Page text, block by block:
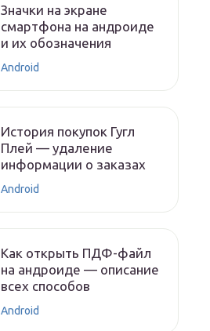
Значки на экране
смартфона на андроиде
и их обозначения
Android
История покупок Гугл
Плей — удаление
информации о заказах
Android
Как открыть ПДФ-файл
на андроиде — описание
всех способов
Android